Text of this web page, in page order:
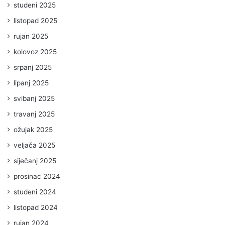
studeni 2025
listopad 2025
rujan 2025
kolovoz 2025
srpanj 2025
lipanj 2025
svibanj 2025
travanj 2025
ožujak 2025
veljača 2025
siječanj 2025
prosinac 2024
studeni 2024
listopad 2024
rujan 2024